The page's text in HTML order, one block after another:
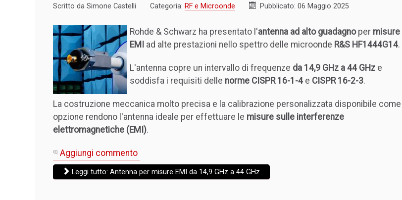
Scritto da Simone Castelli Categoria: RF e Microonde Pubblicato: 06 Maggio 2025
Rohde & Schwarz ha presentato l'antenna ad alto guadagnoper misure
EMI
ad alte prestazioni nello spettro delle microonde R&S HF1444G14.
L'antenna copre un intervallo di frequenze da 14,9 GHz a 44 GHz e
soddisfa i requisiti delle norme CISPR 16-1-4 e CISPR 16-2-3.
La costruzione meccanica molto precisa e la calibrazione personalizzata disponibile come
opzione rendono l'antenna ideale per effettuare le misure sulle interferenze
elettromagnetiche (EMI).
Aggiungi commento
Leggi tutto: Antenna per misure EMI da 14,9 GHz a 44 GHz